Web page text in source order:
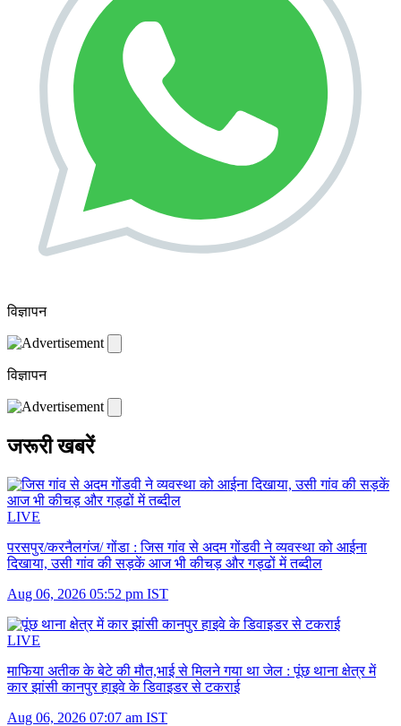
विज्ञापन
विज्ञापन
जरूरी खबरें
LIVE
परसपुर/करनैलगंज/ गोंडा : जिस गांव से अदम गोंडवी ने व्यवस्था को आईना
दिखाया, उसी गांव की सड़कें आज भी कीचड़ और गड्ढों में तब्दील
Aug 06, 2026 05:52 pm IST
LIVE
माफिया अतीक के बेटे की मौत,भाई से मिलने गया था जेल : पूंछ थाना क्षेत्र में
कार झांसी कानपुर हाइवे के डिवाइडर से टकराई
Aug 06, 2026 07:07 am IST